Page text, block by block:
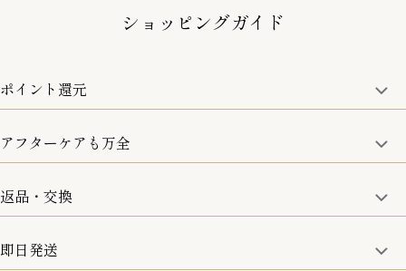
ショッピングガイド
ポイント還元
商品金額の10%をポイント還元いたします。
アフターケアも万全
取り扱い商品はすべて正規品となります。
修理などのご相談に関しましては、責任を持って対応させてい
ただきます。
返品・交換
8日以内なら、返品・交換も可能です。
即日発送